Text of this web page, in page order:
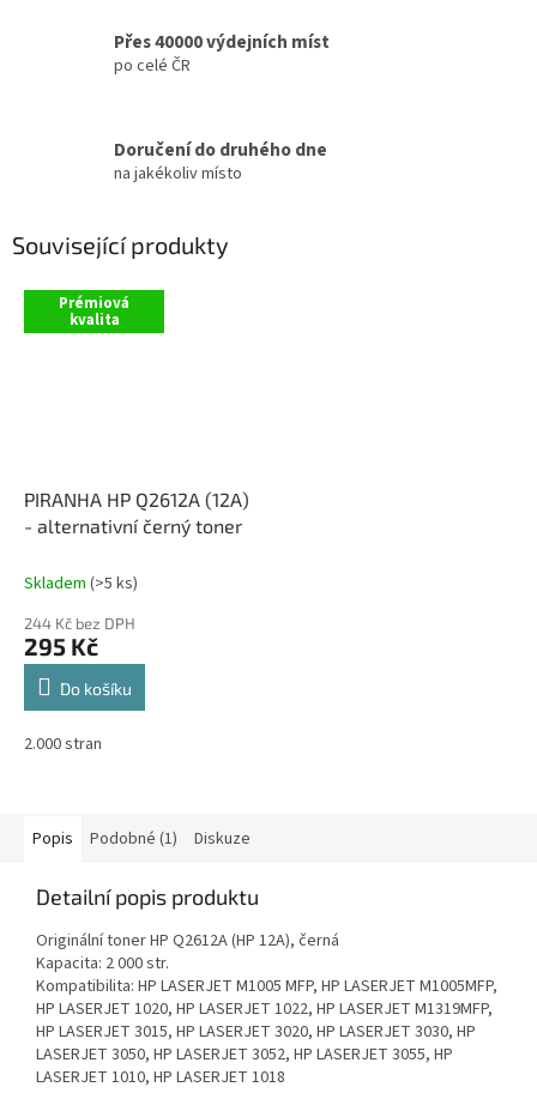
Přes 40000 výdejních míst
po celé ČR
Doručení do druhého dne
na jakékoliv místo
Související produkty
Prémiová
kvalita
PIRANHA HP Q2612A (12A)
- alternativní černý toner
Skladem (>5 ks)
244 Kč bez DPH
295 Kč
Do košíku
2.000 stran
Popis Podobné (1) Diskuze
Detailní popis produktu
Originální toner HP Q2612A (HP 12A), černá
Kapacita: 2 000 str.
Kompatibilita: HP LASERJET M1005 MFP, HP LASERJET M1005MFP,
HP LASERJET 1020, HP LASERJET 1022, HP LASERJET M1319MFP,
HP LASERJET 3015, HP LASERJET 3020, HP LASERJET 3030, HP
LASERJET 3050, HP LASERJET 3052, HP LASERJET 3055, HP
LASERJET 1010, HP LASERJET 1018